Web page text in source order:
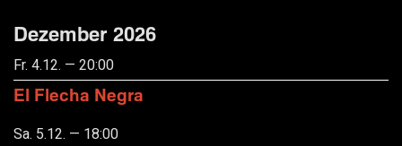
Dezember 2026
Fr. 4.12. — 20:00
El Flecha Negra
Sa. 5.12. — 18:00